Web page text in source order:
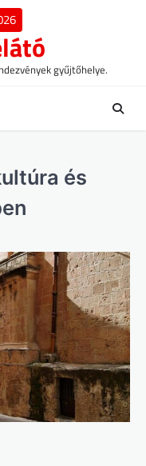
gyűjtőhelye.
és